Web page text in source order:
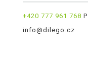
+420 777 961 768
info@dilego.cz